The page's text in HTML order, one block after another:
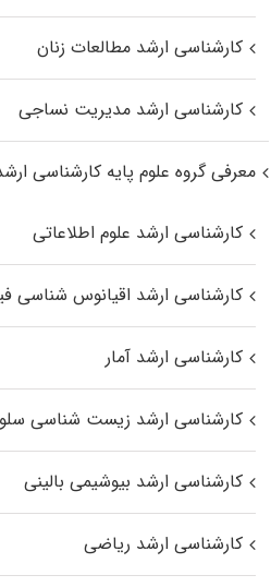
کارشناسی ارشد مطالعات زنان
کارشناسی ارشد مدیریت نساجی
معرفی گروه علوم پایه کارشناسی
کارشناسی ارشد علوم اطلاعاتی
کارشناسی ارشد اقیانوس‌ شناسی
کارشناسی ارشد آمار
کارشناسی ارشد زیست شناسی
کارشناسی ارشد بیوشیمی بالینی
کارشناسی ارشد ریاضی